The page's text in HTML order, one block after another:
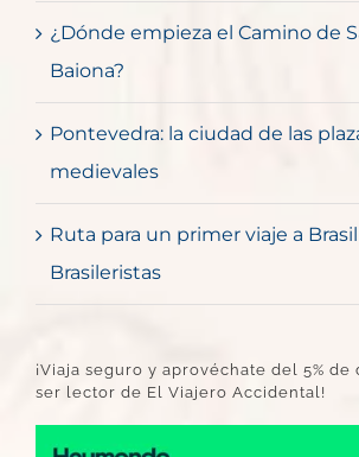
¿Dónde empieza el Camino de
Baiona?
Pontevedra: la ciudad de las
medievales
Ruta para un primer viaje a
Brasileristas
¡Viaja seguro y aprovéchate del 5%
ser lector de El Viajero Accidental!